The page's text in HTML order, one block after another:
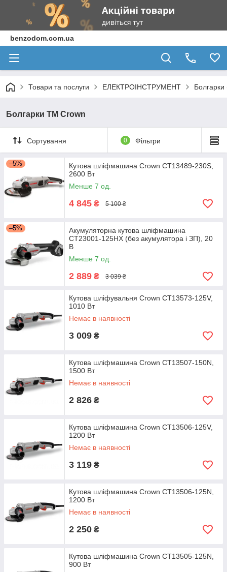
benzodom.com.ua
Товари та послуги ЕЛЕКТРОІНСТРУМЕНТ
Болгарки ТМ Crown
Сортування 0 Фільтри
–5%
Кутова шліфмашина Crown CT13489-230S,
2600 Вт
Менше 7 од.
4 845 ₴ 5 100 ₴
–5%
Акумуляторна кутова шліфмашина
CT23001-125HX (без акумулятора і ЗП), 20
В
Менше 7 од.
2 889 ₴ 3 039 ₴
Кутова шліфувальня Crown CT13573-125V,
1010 Вт
Немає в наявності
3 009 ₴
Кутова шліфмашина Crown CT13507-150N,
1500 Вт
Немає в наявності
2 826 ₴
Кутова шліфмашина Crown CT13506-125V,
1200 Вт
Немає в наявності
3 119 ₴
Кутова шліфмашина Crown CT13506-125N,
1200 Вт
Немає в наявності
2 250 ₴
Кутова шліфмашина Crown CT13505-125N,
900 Вт